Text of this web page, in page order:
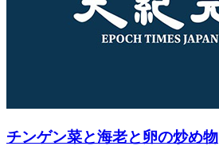
チンゲン菜と海老と卵の炒め物